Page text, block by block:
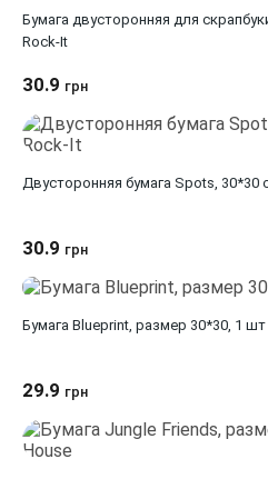
Бумага двусторонняя для
Rock-It
30.9 грн
Двусторонняя бумага Spots, 30*30
30.9 грн
Бумага Blueprint, размер 30*30, 1
29.9 грн